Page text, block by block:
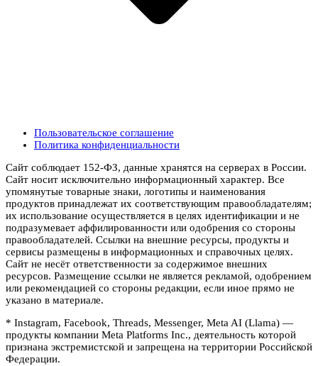
Пользовательское соглашение
Политика конфиденциальности
Сайт соблюдает 152-ФЗ, данные хранятся на серверах в России.
Сайт носит исключительно информационный характер. Все
упомянутые товарные знаки, логотипы и наименования
продуктов принадлежат их соответствующим правообладателям;
их использование осуществляется в целях идентификации и не
подразумевает аффилированности или одобрения со стороны
правообладателей. Ссылки на внешние ресурсы, продукты и
сервисы размещены в информационных и справочных целях.
Сайт не несёт ответственности за содержимое внешних
ресурсов. Размещение ссылки не является рекламой, одобрением
или рекомендацией со стороны редакции, если иное прямо не
указано в материале.
* Instagram, Facebook, Threads, Messenger, Meta AI (Llama) —
продукты компании Meta Platforms Inc., деятельность которой
признана экстремистской и запрещена на территории Российской
Федерации.